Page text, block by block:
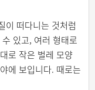
이 떠다니는 것처럼
있고, 여러 형태로
로 작은 벌레 모양
에 보입니다. 때로는